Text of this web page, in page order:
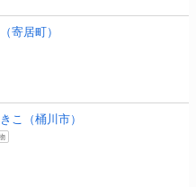
寄居町）
こ（桶川市）